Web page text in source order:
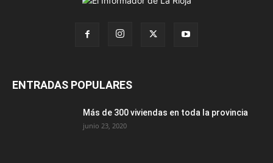
ENTRADAS POPULARES
Más de 300 viviendas en toda la provincia
junio 23, 2020